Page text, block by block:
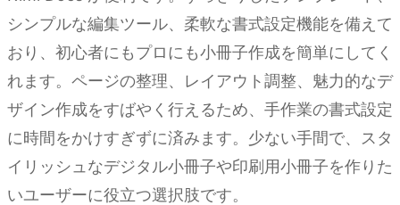
シンプルな編集ツール、柔軟な書式設定機能を備えて
おり、初心者にもプロにも小冊子作成を簡単にしてく
れます。ページの整理、レイアウト調整、魅力的なデ
ザイン作成をすばやく行えるため、手作業の書式設定
に時間をかけすぎずに済みます。少ない手間で、スタ
イリッシュなデジタル小冊子や印刷用小冊子を作りた
いユーザーに役立つ選択肢です。